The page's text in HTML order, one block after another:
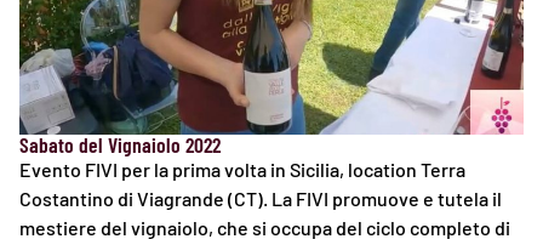
Sabato del Vignaiolo 2022
Evento FIVI per la prima volta in Sicilia, location Terra
Costantino di Viagrande (CT). La FIVI promuove e tutela il
mestiere del vignaiolo, che si occupa del ciclo completo di